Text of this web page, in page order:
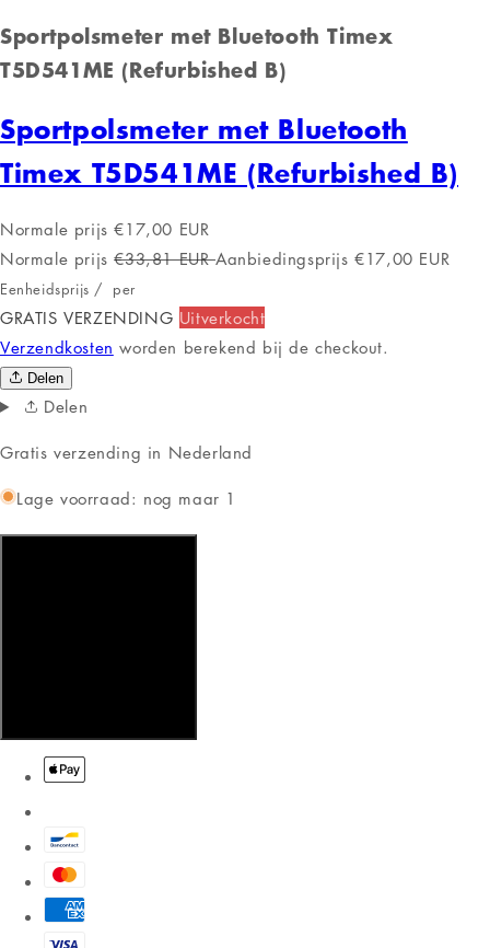
Sportpolsmeter met Bluetooth Timex
T5D541ME (Refurbished B)
Sportpolsmeter met Bluetooth
Timex T5D541ME (Refurbished B)
Normale prijs €17,00 EUR
Normale prijs €33,81 EURAanbiedingsprijs €17,00 EUR
Eenheidsprijs / per
GRATIS VERZENDING Uitverkocht
Verzendkosten worden berekend bij de checkout.
Delen
Delen
Gratis verzending in Nederland
Lage voorraad: nog maar 1